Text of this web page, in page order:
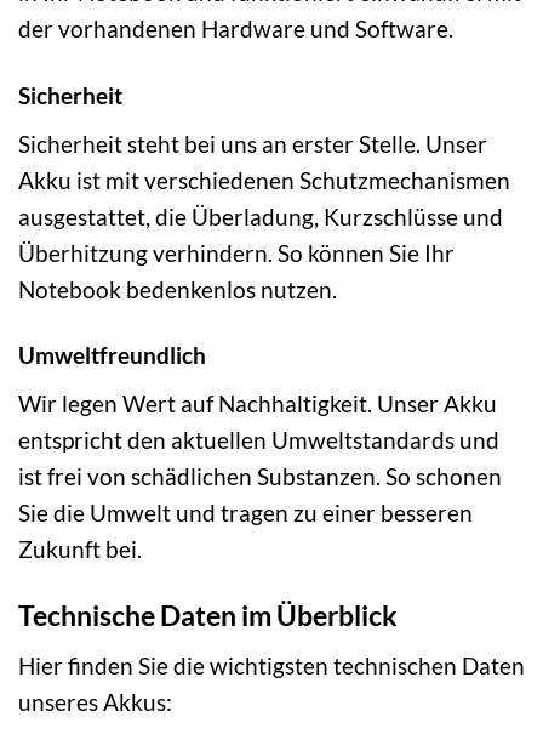
der vorhandenen Hardware und Software.
Sicherheit
Sicherheit steht bei uns an erster Stelle. Unser
Akku ist mit verschiedenen Schutzmechanismen
ausgestattet, die Überladung, Kurzschlüsse und
Überhitzung verhindern. So können Sie Ihr
Notebook bedenkenlos nutzen.
Umweltfreundlich
Wir legen Wert auf Nachhaltigkeit. Unser Akku
entspricht den aktuellen Umweltstandards und
ist frei von schädlichen Substanzen. So schonen
Sie die Umwelt und tragen zu einer besseren
Zukunft bei.
Technische Daten im Überblick
Hier finden Sie die wichtigsten technischen Daten
unseres Akkus: